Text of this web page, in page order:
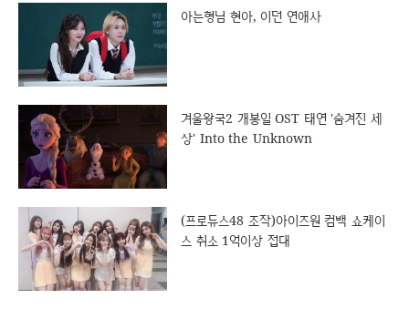
아는형님 현아, 이던 연애사
겨울왕국2 개봉일 OST 태연 '숨겨진 세
상' Into the Unknown
(프로듀스48 조작)아이즈원 컴백 쇼케이
스 취소 1억이상 접대